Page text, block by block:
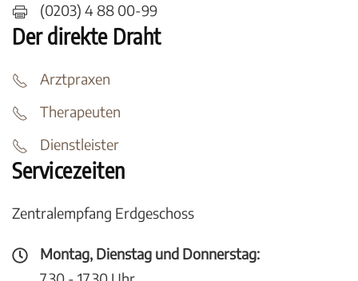
(0203) 4 88 00-99
Der direkte Draht
Arztpraxen
Therapeuten
Dienstleister
Servicezeiten
Zentralempfang Erdgeschoss
Montag, Dienstag und Donnerstag: